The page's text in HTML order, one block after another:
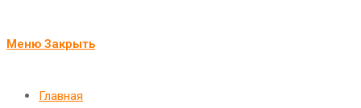
веб-
Меню Закрыть
Главная